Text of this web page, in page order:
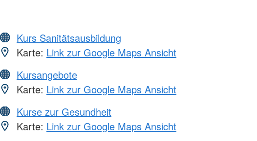
Kurs Sanitätsausbildung
Karte: Link zur Google Maps Ansicht
Kursangebote
Karte: Link zur Google Maps Ansicht
Kurse zur Gesundheit
Karte: Link zur Google Maps Ansicht